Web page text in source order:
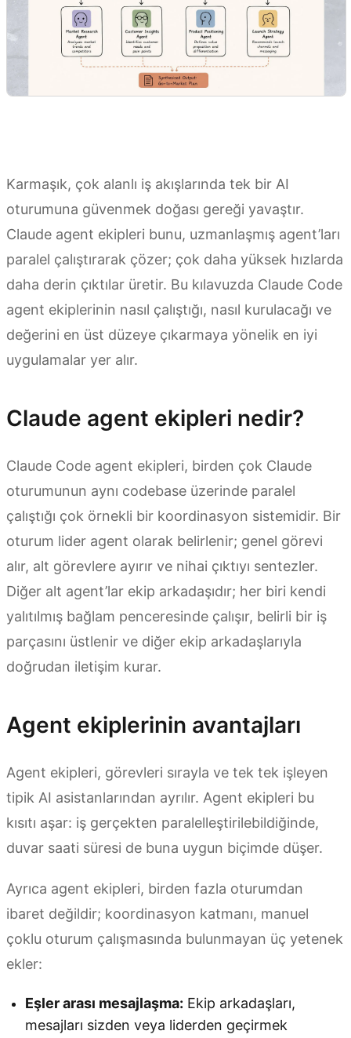
Karmaşık, çok alanlı iş akışlarında tek bir AI
oturumuna güvenmek doğası gereği yavaştır.
Claude agent ekipleri bunu, uzmanlaşmış agent’ları
paralel çalıştırarak çözer; çok daha yüksek hızlarda
daha derin çıktılar üretir. Bu kılavuzda Claude Code
agent ekiplerinin nasıl çalıştığı, nasıl kurulacağı ve
değerini en üst düzeye çıkarmaya yönelik en iyi
uygulamalar yer alır.
Claude agent ekipleri nedir?
Claude Code agent ekipleri, birden çok Claude
oturumunun aynı codebase üzerinde paralel
çalıştığı çok örnekli bir koordinasyon sistemidir. Bir
oturum lider agent olarak belirlenir; genel görevi
alır, alt görevlere ayırır ve nihai çıktıyı sentezler.
Diğer alt agent’lar ekip arkadaşıdır; her biri kendi
yalıtılmış bağlam penceresinde çalışır, belirli bir iş
parçasını üstlenir ve diğer ekip arkadaşlarıyla
doğrudan iletişim kurar.
Agent ekiplerinin avantajları
Agent ekipleri, görevleri sırayla ve tek tek işleyen
tipik AI asistanlarından ayrılır. Agent ekipleri bu
kısıtı aşar: iş gerçekten paralelleştirilebildiğinde,
duvar saati süresi de buna uygun biçimde düşer.
Ayrıca agent ekipleri, birden fazla oturumdan
ibaret değildir; koordinasyon katmanı, manuel
çoklu oturum çalışmasında bulunmayan üç yetenek
ekler:
Eşler arası mesajlaşma: Ekip arkadaşları,
mesajları sizden veya liderden geçirmek